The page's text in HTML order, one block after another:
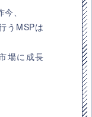
、
うMSPは
場に成長